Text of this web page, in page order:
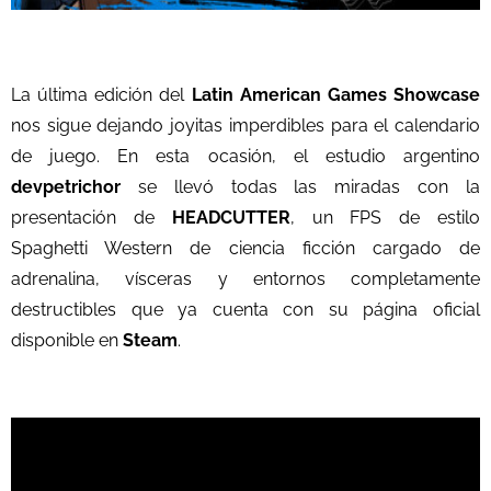
La última edición del Latin American Games Showcase
nos sigue dejando joyitas imperdibles para el calendario
de juego. En esta ocasión, el estudio argentino
devpetrichor se llevó todas las miradas con la
presentación de HEADCUTTER, un FPS de estilo
Spaghetti Western de ciencia ficción cargado de
adrenalina, vísceras y entornos completamente
destructibles que ya cuenta con su página oficial
disponible en Steam.